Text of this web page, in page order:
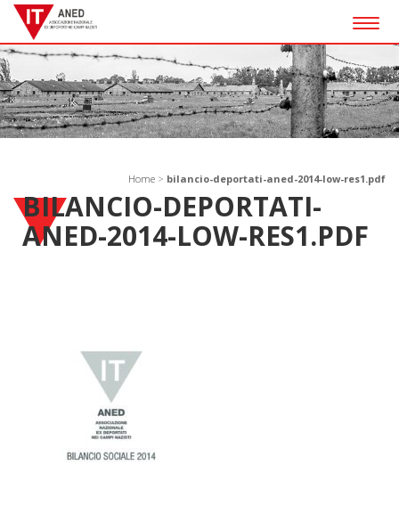
Home > bilancio-deportati-aned-2014-low-res1.pdf
BILANCIO-DEPORTATI-
ANED-2014-LOW-RES1.PDF